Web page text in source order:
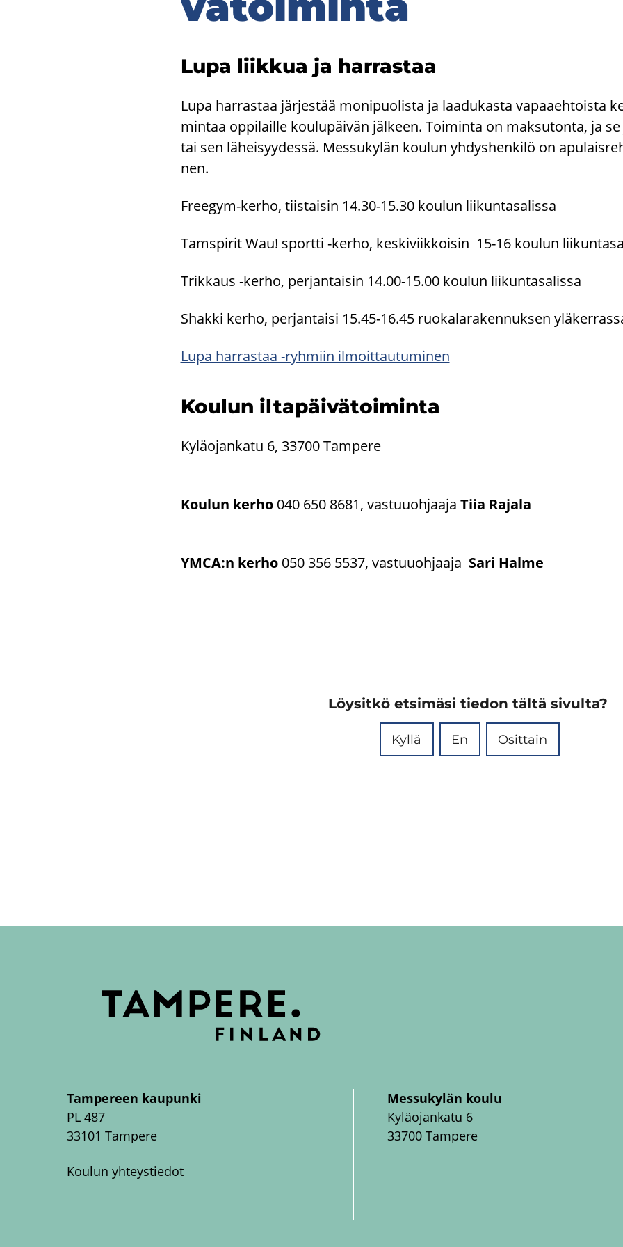
Lupa liik­kua ja har­ras­taa
Lupa har­ras­taa jär­jes­tää mo­ni­puo­lis­ta ja laa­du­kas­ta va­paa­eh­tois­ta
min­taa op­pi­lail­le kou­lu­päi­vän jäl­keen. Toi­min­ta on mak­su­ton­ta, ja
tai sen lä­hei­syy­des­sä. Mes­su­ky­län kou­lun yh­dys­hen­ki­lö on
nen.
Freegym-​kerho, tiis­tai­sin 14.30-15.30 kou­lun lii­kun­ta­sa­lis­sa
Tams­pi­rit Wau! sport­ti -​kerho, kes­ki­viik­koi­sin 15-16 kou­lun
Trik­kaus -​kerho, per­jan­tai­sin 14.00-15.00 kou­lun lii­kun­ta­sa­lis­sa
Shak­ki kerho, per­jan­tai­si 15.45-16.45 ruo­ka­la­ra­ken­nuk­sen
Lupa har­ras­taa -​ryhmiin il­moit­tau­tu­mi­nen
Kou­lun il­ta­päi­vä­toi­min­ta
Ky­lä­ojan­ka­tu 6, 33700 Tam­pe­re
Kou­lun kerho 040 650 8681, vas­tuu­oh­jaa­ja Tiia Ra­ja­la
YMCA:n kerho 050 356 5537, vas­tuu­oh­jaa­ja Sari Halme
Löysitkö etsimäsi tiedon tältä sivulta?
Kyllä En Osittain
Tampereen kaupunki
PL 487
33101 Tampere
Koulun yhteystiedot
Messukylän koulu
Kyläojankatu 6
33700 Tampere